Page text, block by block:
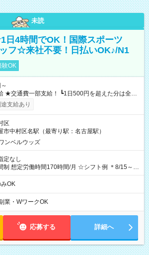
未読
日4時間でOK！国際スポーツ
フ☆来社不要！日払いOK♪/N1
験OK
全額
円以内の方は自己負担となります ★日払い
あり） ┗働いたその日に現金GET♪ お仕事後はコン
支給あり
区
市中村区名駅（最寄り駅：名古屋駅）
ンベルウッズ
定なし
労働時間170時間/月 ☆シフト例 ＊8/15～
通 08：00～12：00 17：00～21：00 ＊8/31
シフトもあります！ 12：00～16：00 ＊9/6～
OK
業・WワークOK
応募する 詳細へ